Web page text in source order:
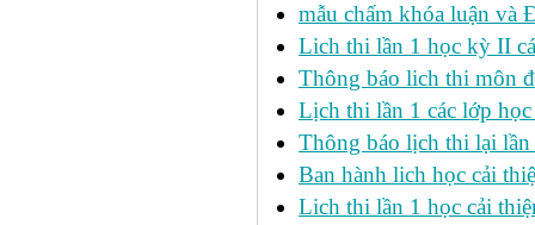
mẫu chấm khóa luận và
Lich thi lần 1 học kỳ II
Thông báo lich thi môn
Lịch thi lần 1 các lớp
Thông báo lịch thi lại
Ban hành lich học cải
Lich thi lần 1 học cải